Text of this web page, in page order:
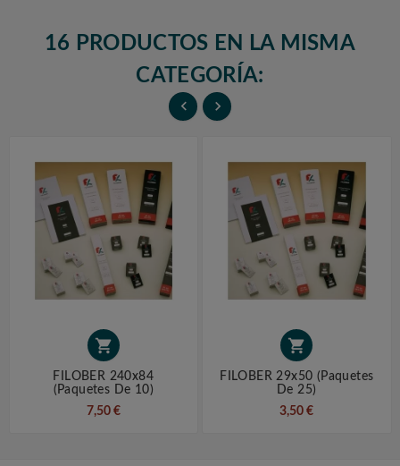
16 PRODUCTOS EN LA MISMA
CATEGORÍA:
 

FILOBER 240x84
(paquetes De 10)
7,50 €

FILOBER 29x50 (paquetes
De 25)
3,50 €